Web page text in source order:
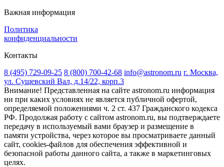
Важная информация
Политика
конфиденциальности
Контакты
8 (495) 729-09-25 8 (800) 700-42-68 info@astronom.ru г. Москва,
ул. Сущевский Вал, д.14/22, корп.3
Внимание! Представленная на сайте astronom.ru информация
ни при каких условиях не является публичной офертой,
определяемой положениями ч. 2 ст. 437 Гражданского кодекса
РФ. Продолжая работу с сайтом astronom.ru, вы подтверждаете
передачу в используемый вами браузер и размещение в
памяти устройства, через которое вы просматриваете данный
сайт, cookies-файлов для обеспечения эффективной и
безопасной работы данного сайта, а также в маркетинговых
целях.